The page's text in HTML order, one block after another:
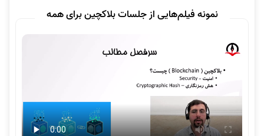
نمونه فیلم‌هایی از جلسات بلاکچین برای همه